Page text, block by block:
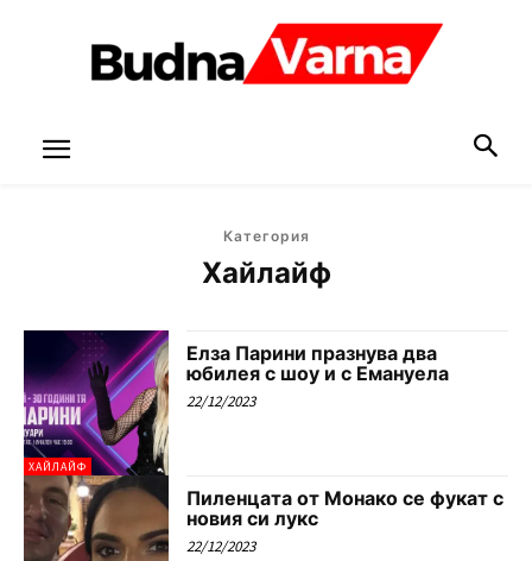
Категория
Хайлайф
ХАЙЛАЙФ
Елза Парини празнува два
юбилея с шоу и с Емануела
22/12/2023
Пиленцата от Монако се фукат с
новия си лукс
22/12/2023